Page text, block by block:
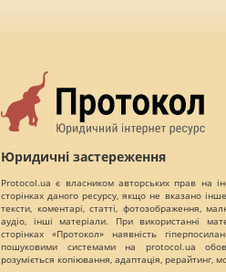
Юридичні застереження
Protocol.ua є власником авторських прав на
сторінках даного ресурсу, якщо не вказано
тексти, коментарі, статті, фотозображення,
аудіо, інші матеріали. При використанні
сторінках «Протокол» наявність
пошуковими системами на protocol.ua
розуміється копіювання, адаптація, рерайтинг,